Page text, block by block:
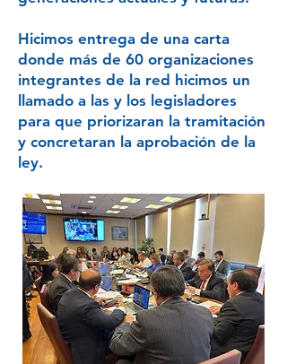
Hicimos entrega de una carta
donde más de 60 organizaciones
integrantes de la red hicimos un
llamado a las y los legisladores
para que priorizaran la tramitación
y concretaran la aprobación de la
ley.